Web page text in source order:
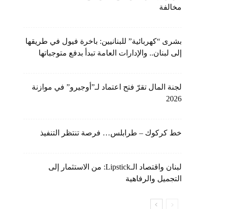
مخالفة
بشرى “كهربائية” للبنانيين: باخرة فيول في طريقها
إلى لبنان.. والإدارات العامة تبدأ بدفع متوجباتها
لجنة المال تقرّ فتح اعتماد لـ”أوجيرو” في موازنة
2026
خط كركوك – طرابلس… فرصة تنتظر التنفيذ
لبنان واقتصاد الـLipstick: من الاستثمار إلى
التجميل والرفاهية